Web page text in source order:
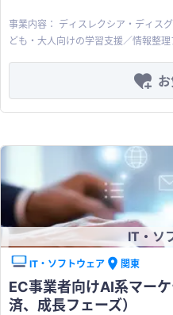
事業内容： ディスレクシア・ディス
ども・大人向けの学習支援／情報整理アプリ
し、学校や家庭学習、ビジネスシー
ジ売りなどで販売していけば、まと
商品・サービスの特徴： スマートフ
トアプリを提供しています。 音声入
応じて読み上げや要約を行うほか、
きます。 また、AIチャットによる質問応答や復習サポート機能も備え、ユーザ
ーそれぞれの読み書き特性に合わせ
貫で支援するサービスです。 iOS向けにアプリストア経由で配信し、サブスク
リプション課金で提供するモデルを採用しています。
団体向けにはまとめ導入や端末セットでの
盤上で運用しており、機能追加やAB
IT・ソ
IT・ソフトウェア 関東
EC事業者向けAI系マー
済、成長フェーズ）